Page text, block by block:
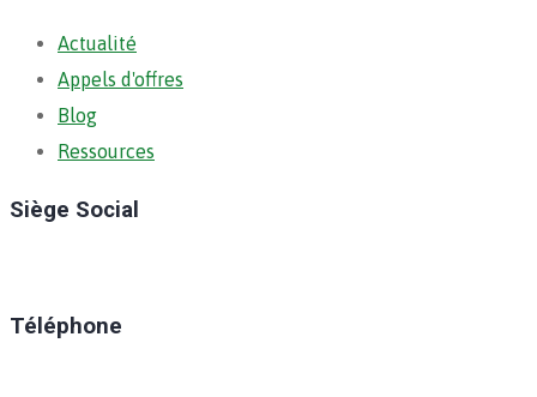
Actualité
Appels d'offres
Blog
Ressources
Siège Social
Téléphone